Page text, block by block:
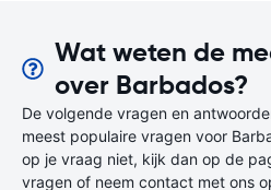
Wat weten de
over Barbados?
De volgende vragen en
meest populaire vragen voor
op je vraag niet, kijk dan op de
vragen of neem contact met ons